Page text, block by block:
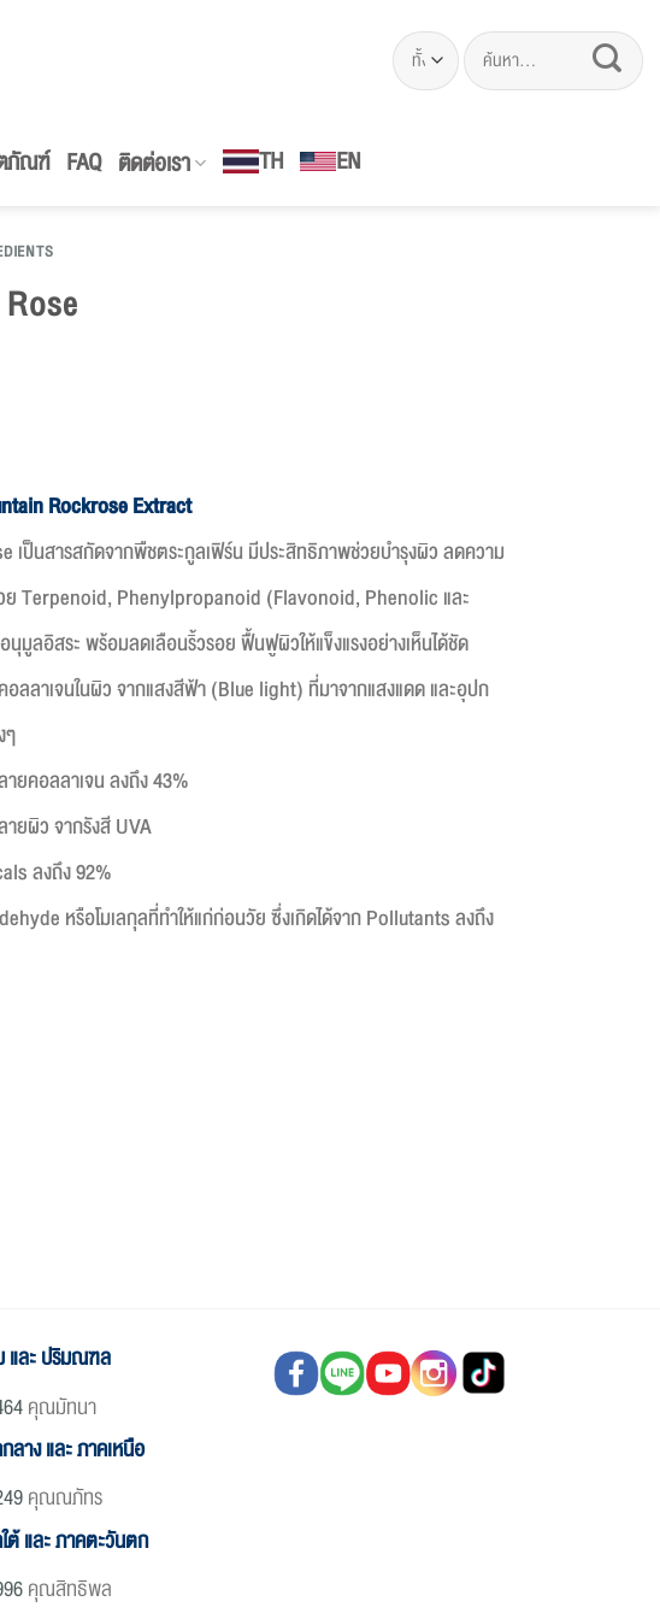
ค้นหา:
ภัณฑ์ FAQ ติดต่อเรา TH EN
Rockrose Extract
เป็นสารสกัดจากพืชตระกูลเฟิร์น มีประสิทธิภาพช่วยบำรุงผิว ลดความ
ย Terpenoid, Phenylpropanoid (Flavonoid, Phenolic และ
มูลอิสระ พร้อมลดเลือนริ้วรอย ฟื้นฟูผิวให้แข็งแรงอย่างเห็นได้ชัด
ลลาเจนในผิว จากแสงสีฟ้า (Blue light) ที่มาจากแสงแดด และอุปก
ยคอลลาเจน ลงถึง 43%
ยผิว จากรังสี UVA
ลงถึง 92%
หรือโมเลกุลที่ทำให้แก่ก่อนวัย ซึ่งเกิดได้จาก Pollutantsลงถึง
และ ปริมณฑล
คุณมัทนา
าง และ ภาคเหนือ
คุณณภัทร
และ ภาคตะวันตก
คุณสิทธิพล